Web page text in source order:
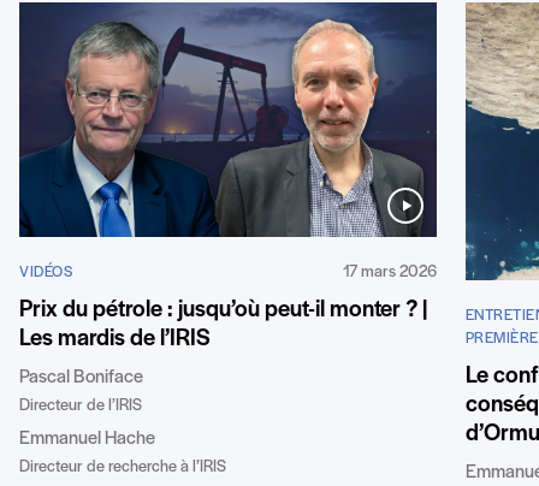
VIDÉOS 17 mars 2026
Prix du pétrole : jusqu’où peut-il monter ? |
Les mardis de l’IRIS
Pascal Boniface
Directeur de l’IRIS
Emmanuel Hache
Directeur de recherche à l’IRIS
Le